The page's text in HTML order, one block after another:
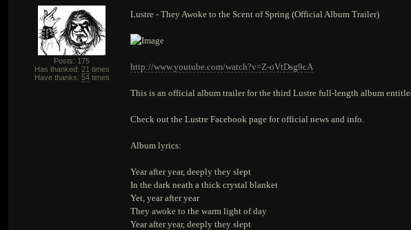
Posts: 175
Has thanked: 21 times
Have thanks: 54times
Lustre - They Awoke to the Scent of Spring (Official Album Trailer)
http://www.youtube.com/watch?v=Z-oVtDsg9cA
This is an official album trailer for the third Lustre full-length album
Check out the Lustre Facebook page for official news and info.
Album lyrics:
Year after year, deeply they slept
In the dark neath a thick crystal blanket
Yet, year after year
They awoke to the warm light of day
Year after year, deeply they slept